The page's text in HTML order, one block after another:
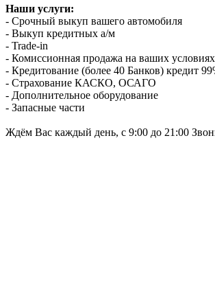
Наши услуги:
- Срочный выкуп вашего автомобиля
- Выкуп кредитных а/м
- Trade-in
- Комиссионная продажа на ваших условиях
- Кредитование (более 40 Банков) кредит
- Страхование КАСКО, ОСАГО
- Дополнительное оборудование
- Запасные части
Ждём Вас каждый день, с 9:00 до 21:00